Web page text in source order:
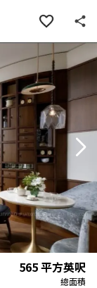
565平方英呎
總面積
周